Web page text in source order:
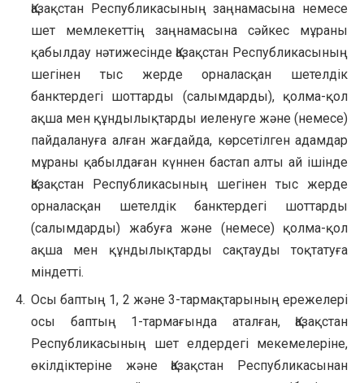
Қазақстан Республикасының заңнамасына немесе
шет мемлекеттің заңнамасына сәйкес мұраны
қабылдау нәтижесінде Қазақстан Республикасының
шегінен тыс жерде орналасқан шетелдік
банктердегі шоттарды (салымдарды), қолма-қол
ақша мен құндылықтарды иеленуге және (немесе)
пайдалануға алған жағдайда, көрсетілген адамдар
мұраны қабылдаған күннен бастап алты ай ішінде
Қазақстан Республикасының шегінен тыс жерде
орналасқан шетелдік банктердегі шоттарды
(салымдарды) жабуға және (немесе) қолма-қол
ақша мен құндылықтарды сақтауды тоқтатуға
міндетті.
Осы баптың 1, 2 және 3-тармақтарының ережелері
осы баптың 1-тармағында аталған, Қазақстан
Республикасының шет елдердегі мекемелеріне,
өкілдіктеріне және Қазақстан Республикасынан